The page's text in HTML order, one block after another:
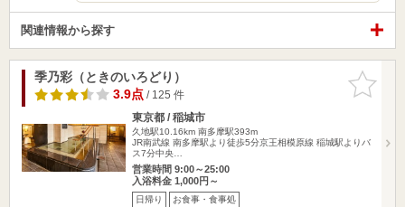
関連情報から探す
お気に入
りに追加
季乃彩（ときのいろどり）
3.9点/ 125 件
東京都 / 稲城市
久地駅10.16km 南多摩駅393m
JR南武線 南多摩駅より徒歩5分京王相模原線 稲城駅よりバ
ス7分中央…
営業時間 9:00～25:00
入浴料金 1,000円～
日帰り お食事・食事処